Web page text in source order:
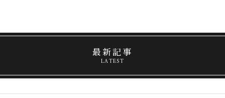
最新記事
LATEST